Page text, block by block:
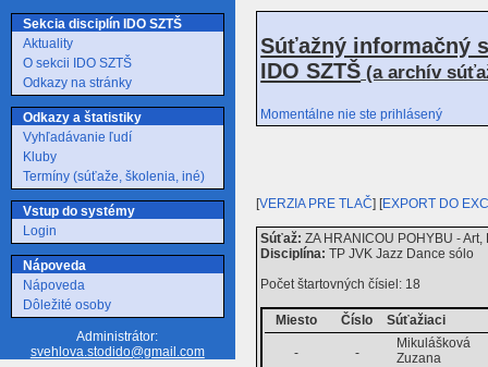
Sekcia disciplín IDO SZTŠ
Aktuality
O sekcii IDO SZTŠ
Odkazy na stránky
Odkazy a štatistiky
Vyhľadávanie ľudí
Kluby
Termíny (súťaže, školenia, iné)
Vstup do systémy
Login
Nápoveda
Nápoveda
Dôležité osoby
Administrátor:
svehlova.stodido@gmail.com
Súťažný informačný
IDO SZTŠ (a archív
Momentálne nie ste prihlásený
[VERZIA PRE TLAČ] [EXPORT DO
Súťaž: ZA HRANICOU POHYBU -
Disciplína: TP JVK Jazz Dance sólo
Počet štartovných čísiel: 18
Miesto Číslo Súťažiaci
- -
Mikulášková
Zuzana